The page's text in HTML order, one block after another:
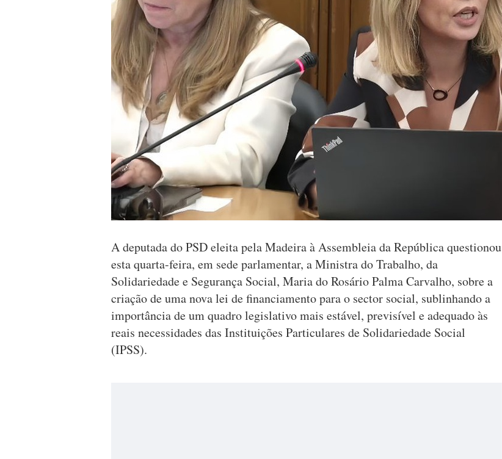
A deputada do PSD eleita pela Madeira à Assembleia da República questionou
esta quarta-feira, em sede parlamentar, a Ministra do Trabalho, da
Solidariedade e Segurança Social, Maria do Rosário Palma Carvalho, sobre a
criação de uma nova lei de financiamento para o sector social, sublinhando a
importância de um quadro legislativo mais estável, previsível e adequado às
reais necessidades das Instituições Particulares de Solidariedade Social
(IPSS).